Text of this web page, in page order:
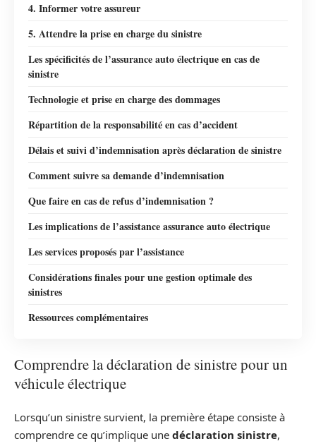
4. Informer votre assureur
5. Attendre la prise en charge du sinistre
Les spécificités de l’assurance auto électrique en cas de
sinistre
Technologie et prise en charge des dommages
Répartition de la responsabilité en cas d’accident
Délais et suivi d’indemnisation après déclaration de sinistre
Comment suivre sa demande d’indemnisation
Que faire en cas de refus d’indemnisation ?
Les implications de l’assistance assurance auto électrique
Les services proposés par l’assistance
Considérations finales pour une gestion optimale des
sinistres
Ressources complémentaires
Comprendre la déclaration de sinistre pour un
véhicule électrique
Lorsqu’un sinistre survient, la première étape consiste à
comprendre ce qu’implique une déclaration sinistre,